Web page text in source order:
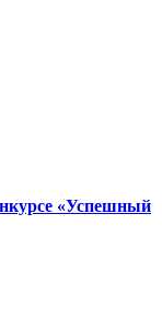
«Успешный